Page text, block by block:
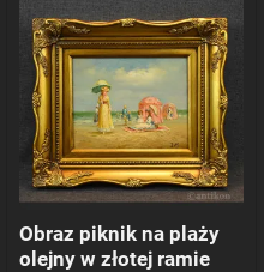
Obraz piknik na plaży
olejny w złotej ramie